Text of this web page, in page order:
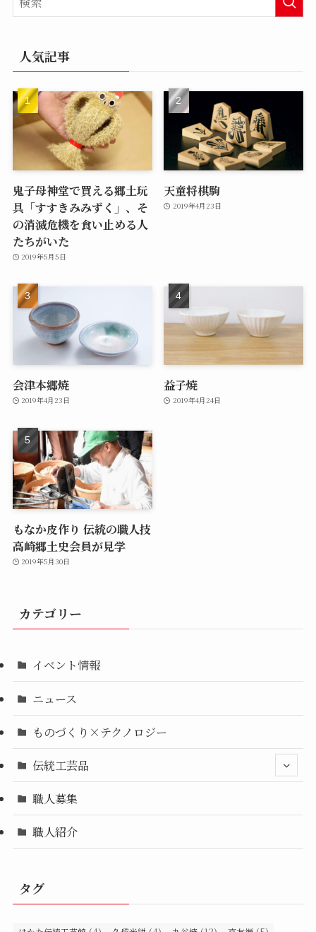
人気記事
鬼子母神堂で買える郷土玩
具「すすきみみずく」、そ
の消滅危機を食い止める人
たちがいた
2019年5月5日
天童将棋駒
2019年4月23日
会津本郷焼
2019年4月23日
益子焼
2019年4月24日
もなか皮作り 伝統の職人技
高崎郷土史会員が見学
2019年5月30日
カテゴリー
イベント情報
ニュース
ものづくり×テクノロジー
伝統工芸品
職人募集
職人紹介
タグ